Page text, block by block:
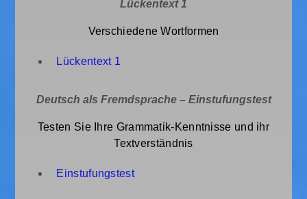
Lückentext 1
Verschiedene Wortformen
Lückentext 1
Deutsch als Fremdsprache – Einstufungstest
Testen Sie Ihre Grammatik-Kenntnisse und ihr
Textverständnis
Einstufungstest